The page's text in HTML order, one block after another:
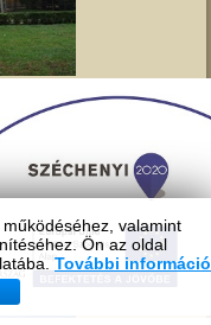
valamint
Ön az oldal
További információ